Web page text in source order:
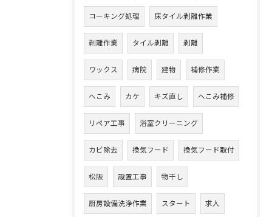
コーキング処理 床タイル剥離作業
剥離作業 タイル剥離 剥離
ワックス 病院 建物 補修作業
へこみ カケ キズ直し へこみ補修
リペア工事 浴室クリーニング
カビ除去 換気フード 換気フード取付
松阪 設置工事 物干し
厨房設備洗浄作業 スタート 求人